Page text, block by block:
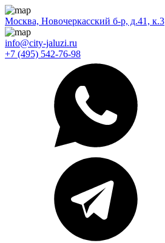
Москва, Новочеркасский б-р, д.41, к.3
info@city-jaluzi.ru
+7 (495) 542-76-98